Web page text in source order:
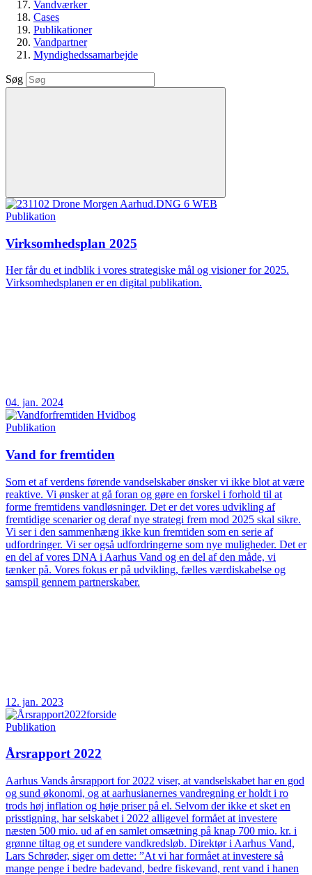
Vandværker
Cases
Publikationer
Vandpartner
Myndighedssamarbejde
Søg
Publikation
Virksomhedsplan 2025
Her får du et indblik i vores strategiske mål og visioner for 2025.
Virksomhedsplanen er en digital publikation.
04. jan. 2024
Publikation
Vand for fremtiden
Som et af verdens førende vandselskaber ønsker vi ikke blot at være
reaktive. Vi ønsker at gå foran og gøre en forskel i forhold til at
forme fremtidens vandløsninger. Det er det vores udvikling af
fremtidige scenarier og deraf nye strategi frem mod 2025 skal sikre.
Vi ser i den sammenhæng ikke kun fremtiden som en serie af
udfordringer. Vi ser også udfordringerne som nye muligheder. Det er
en del af vores DNA i Aarhus Vand og en del af den måde, vi
tænker på. Vores fokus er på udvikling, fælles værdiskabelse og
samspil gennem partnerskaber.
12. jan. 2023
Publikation
Årsrapport 2022
Aarhus Vands årsrapport for 2022 viser, at vandselskabet har en god
og sund økonomi, og at aarhusianernes vandregning er holdt i ro
trods høj inflation og høje priser på el. Selvom der ikke et sket en
prisstigning, har selskabet i 2022 alligevel formået at investere
næsten 500 mio. ud af en samlet omsætning på knap 700 mio. kr. i
grønne tiltag og et sundere vandkredsløb. Direktør i Aarhus Vand,
Lars Schrøder, siger om dette: ”At vi har formået at investere så
mange penge i bedre badevand, bedre fiskevand, rent vand i hanen